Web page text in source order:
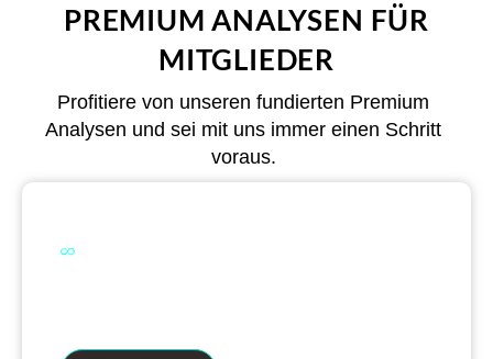
PREMIUM ANALYSEN FÜR
MITGLIEDER
Profitiere von unseren fundierten Premium
Analysen und sei mit uns immer einen Schritt
voraus.